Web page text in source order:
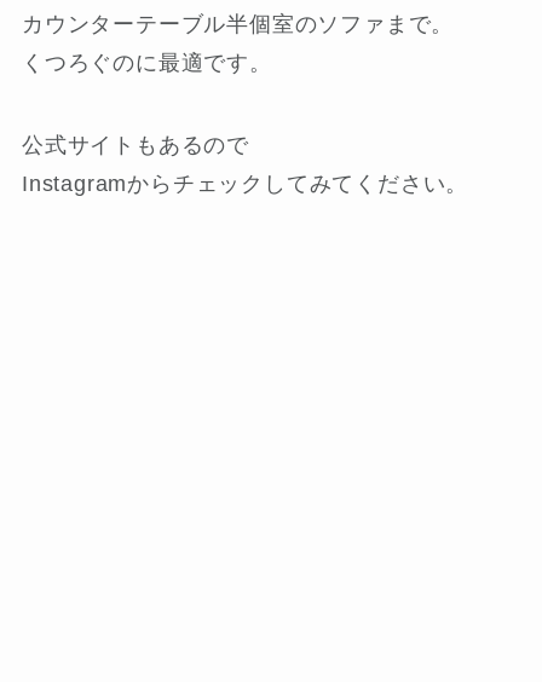
カウンターテーブル半個室のソファまで。
くつろぐのに最適です。
公式サイトもあるので
Instagramからチェックしてみてください。